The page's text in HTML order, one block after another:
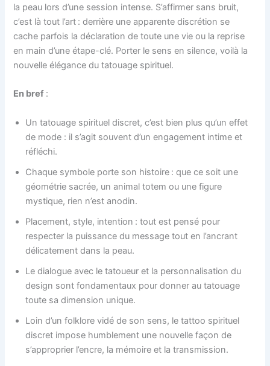
la peau lors d’une session intense. S’affirmer sans bruit,
c’est là tout l’art : derrière une apparente discrétion se
cache parfois la déclaration de toute une vie ou la reprise
en main d’une étape-clé. Porter le sens en silence, voilà la
nouvelle élégance du tatouage spirituel.
En bref :
Un tatouage spirituel discret, c’est bien plus qu’un effet
de mode : il s’agit souvent d’un engagement intime et
réfléchi.
Chaque symbole porte son histoire : que ce soit une
géométrie sacrée, un animal totem ou une figure
mystique, rien n’est anodin.
Placement, style, intention : tout est pensé pour
respecter la puissance du message tout en l’ancrant
délicatement dans la peau.
Le dialogue avec le tatoueur et la personnalisation du
design sont fondamentaux pour donner au tatouage
toute sa dimension unique.
Loin d’un folklore vidé de son sens, le tattoo spirituel
discret impose humblement une nouvelle façon de
s’approprier l’encre, la mémoire et la transmission.